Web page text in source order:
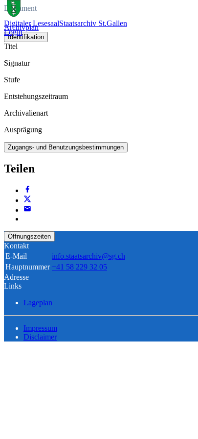
Digitaler LesesaalStaatsarchiv St.Gallen
Login
Dokument
Archivplan
Identifikation
Titel
Signatur
Stufe
Entstehungszeitraum
Archivalienart
Ausprägung
Zugangs- und Benutzungsbestimmungen
Teilen
Öffnungszeiten
Kontakt
E-Mail
info.staatsarchiv@sg.ch
Hauptnummer +41 58 229 32 05
Adresse
Links
Lageplan
Impressum
Disclaimer